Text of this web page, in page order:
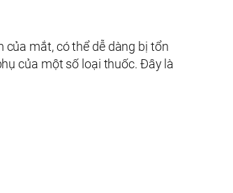
của mắt, có thể dễ dàng bị tổn
của một số loại thuốc. Đây là